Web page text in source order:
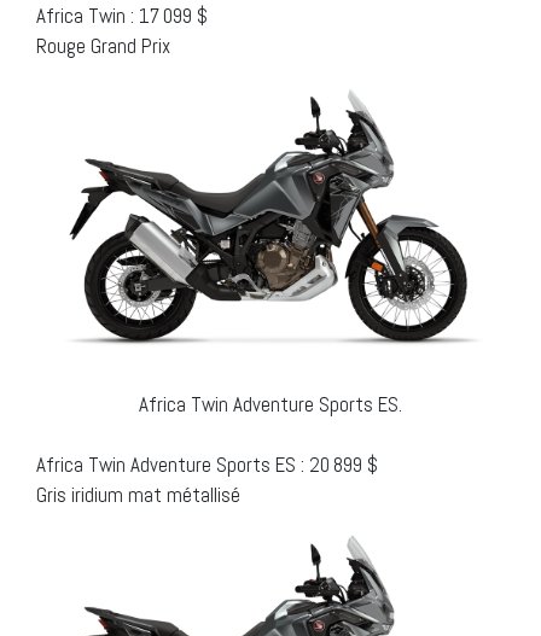
Africa Twin : 17 099 $
Rouge Grand Prix
Africa Twin Adventure Sports ES.
Africa Twin Adventure Sports ES : 20 899 $
Gris iridium mat métallisé